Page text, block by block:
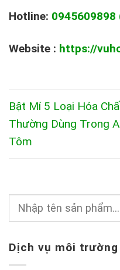
Hotline: 0945609898
Website : https://
Bật Mí 5 Loại Hóa
Thường Dùng Trong
Tôm
Dịch vụ môi trường